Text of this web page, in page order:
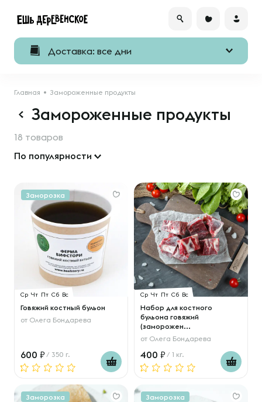
Доставка: все дни
Главная Замороженные продукты
Замороженные продукты
18 товаров
По популярности
Заморозка
Ср Чт Пт Сб Вс
Говяжий костный бульон
от Олега Бондарева
600 / 350 г.
Ср Чт Пт Сб Вс
Набор для костного
бульона говяжий
(заморожен...
от Олега Бондарева
400 / 1 кг.
Заморозка Заморозка